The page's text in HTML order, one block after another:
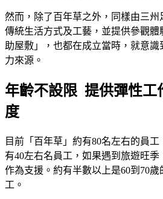
然而，除了百年草之外，同樣由三
傳統生活方式及工藝，並提供參觀
助屋敷」，也都在成立當時，就意識
力來源。
年齡不設限 提供彈性工
度
目前「百年草」約有80名左右的員
有40左右名員工，如果遇到旅遊旺
作為支援。約有半數以上是60到70歲
工。